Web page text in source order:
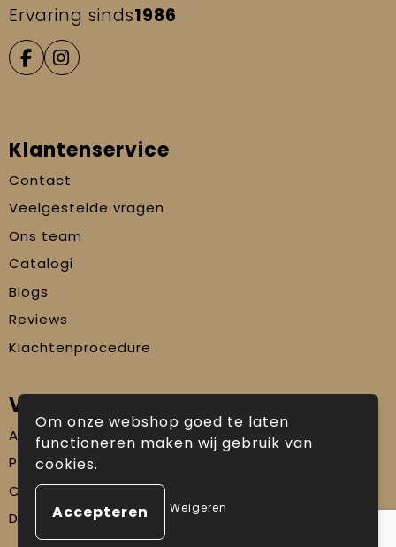
Ervaring sinds1986
Klantenservice
Contact
Veelgestelde vragen
Ons team
Catalogi
Blogs
Reviews
Klachtenprocedure
Veilig winkelen
Algemene voorwaarden
Privacyverklaring
Cookiebeleid
Disclaimer
Om onze webshop goed te laten
functioneren maken wij gebruik van
cookies.
Weigeren